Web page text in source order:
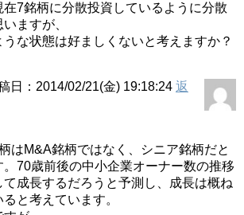
7銘柄に分散投資しているように分散
ますが、
な状態は好ましくないと考えますか？
日：2014/02/21(金) 19:18:24 返
はM&A銘柄ではなく、シニア銘柄だと
。70歳前後の中小企業オーナー数の推移
て成長するだろうと予測し、成長は概ね
と考えています。